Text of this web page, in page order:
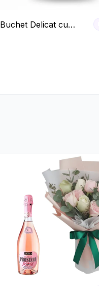
Buchet Delicat cu